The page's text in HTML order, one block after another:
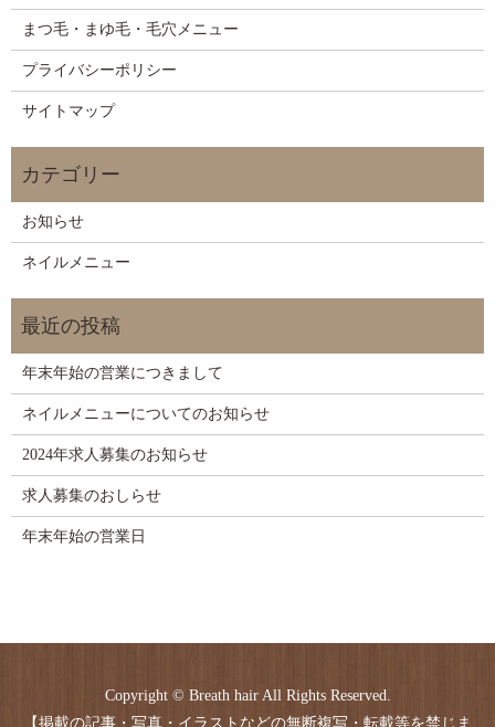
まつ毛・まゆ毛・毛穴メニュー
プライバシーポリシー
サイトマップ
お知らせ
ネイルメニュー
年末年始の営業につきまして
ネイルメニューについてのお知らせ
2024年求人募集のお知らせ
求人募集のおしらせ
年末年始の営業日
Copyright © Breath hair All Rights Reserved.
【掲載の記事・写真・イラストなどの無断複写・転載等を禁じま